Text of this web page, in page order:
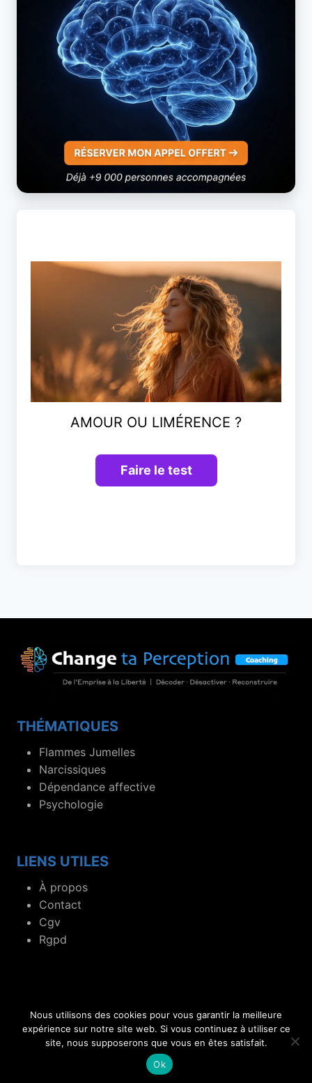
AMOUR OU LIMÉRENCE ?
THÉMATIQUES
Flammes Jumelles
Narcissiques
Dépendance affective
Psychologie
LIENS UTILES
À propos
Contact
Cgv
Rgpd
© 2019- 2026 Blog dédié aux flammes jumelles et
relations toxiques.
Nous utilisons des cookies pour vous garantir la meilleure
expérience sur notre site web. Si vous continuez à utiliser ce
site, nous supposerons que vous en êtes satisfait.
Ok